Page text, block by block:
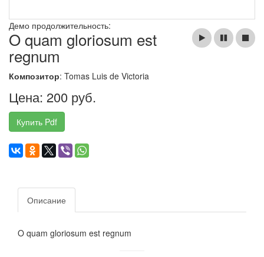
Демо продолжительность:
O quam gloriosum est
regnum
Композитор: Tomas Luis de Victoria
Цена: 200 руб.
Купить Pdf
Описание
O quam gloriosum est regnum